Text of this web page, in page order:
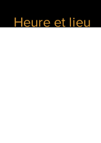
Heure et lieu